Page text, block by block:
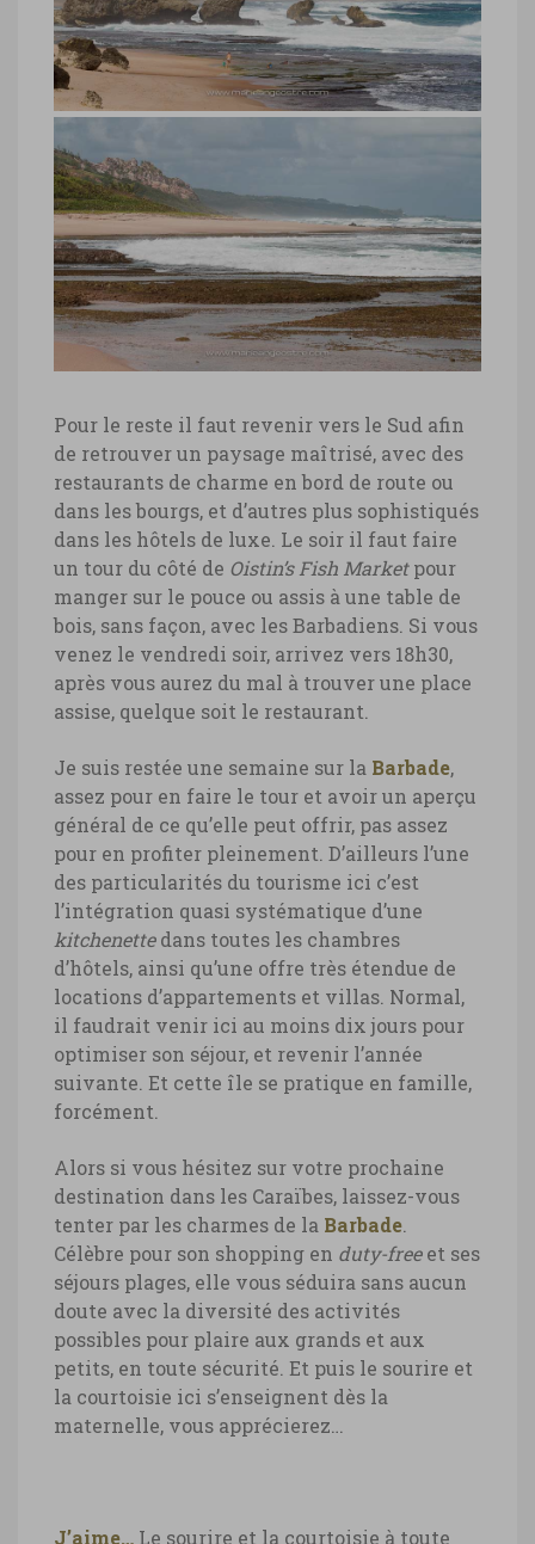
Barbade, plage Silver Sands
Barbade, plage Silver Sands © Marie-
Ange Ostré
Barbade, plage Soup Bowl à l’Est
Barbade, plage Soup Bowl à l’Est © Marie-
Ange Ostré
Barbade, plage Soup Bowl à l’Est
Barbade, plage Soup Bowl à l’Est © Marie-
Ange Ostré
Pour le reste il faut revenir vers le Sud afin
de retrouver un paysage maîtrisé, avec des
restaurants de charme en bord de route ou
dans les bourgs, et d’autres plus sophistiqués
dans les hôtels de luxe. Le soir il faut faire
un tour du côté de Oistin’s Fish Marketpour
manger sur le pouce ou assis à une table de
bois, sans façon, avec les Barbadiens. Si vous
venez le vendredi soir, arrivez vers 18h30,
après vous aurez du mal à trouver une place
assise, quelque soit le restaurant.
Je suis restée une semaine sur la Barbade,
assez pour en faire le tour et avoir un aperçu
général de ce qu’elle peut offrir, pas assez
pour en profiter pleinement. D’ailleurs l’une
des particularités du tourisme ici c’est
l’intégration quasi systématique d’une
kitchenettedans toutes les chambres
d’hôtels, ainsi qu’une offre très étendue de
locations d’appartements et villas. Normal,
il faudrait venir ici au moins dix jours pour
optimiser son séjour, et revenir l’année
suivante. Et cette île se pratique en famille,
forcément.
Alors si vous hésitez sur votre prochaine
destination dans les Caraïbes, laissez-vous
tenter par les charmes de la Barbade.
Célèbre pour son shopping en duty-freeet ses
séjours plages, elle vous séduira sans aucun
doute avec la diversité des activités
possibles pour plaire aux grands et aux
petits, en toute sécurité. Et puis le sourire et
la courtoisie ici s’enseignent dès la
maternelle, vous apprécierez…
J’aime… Le sourire et la courtoisie à toute